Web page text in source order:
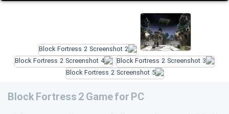
Block Fortress 2 Game for PC